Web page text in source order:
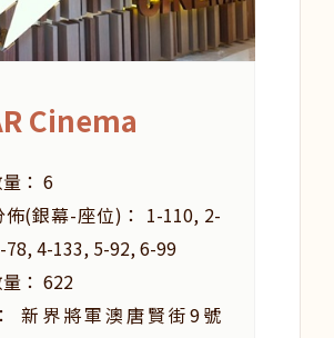
Cinema
： 6
佈(銀幕-座位)： 1-110, 2-
78, 4-133, 5-92, 6-99
： 622
新界將軍澳唐賢街9號